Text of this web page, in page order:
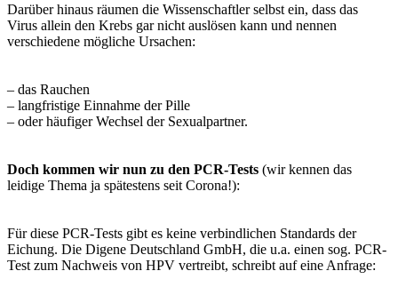
Darüber hinaus räumen die Wissenschaftler selbst ein, dass das
Virus allein den Krebs gar nicht auslösen kann und nennen
verschiedene mögliche Ursachen:
– das Rauchen
– langfristige Einnahme der Pille
– oder häufiger Wechsel der Sexualpartner.
Doch kommen wir nun zu den PCR-Tests (wir kennen das
leidige Thema ja spätestens seit Corona!):
Für diese PCR-Tests gibt es keine verbindlichen Standards der
Eichung. Die Digene Deutschland GmbH, die u.a. einen sog. PCR-
Test zum Nachweis von HPV vertreibt, schreibt auf eine Anfrage: